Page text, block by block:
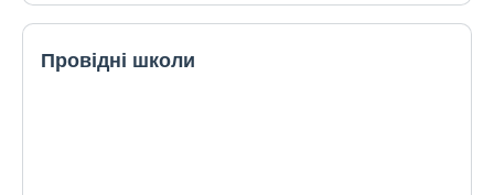
Провідні школи